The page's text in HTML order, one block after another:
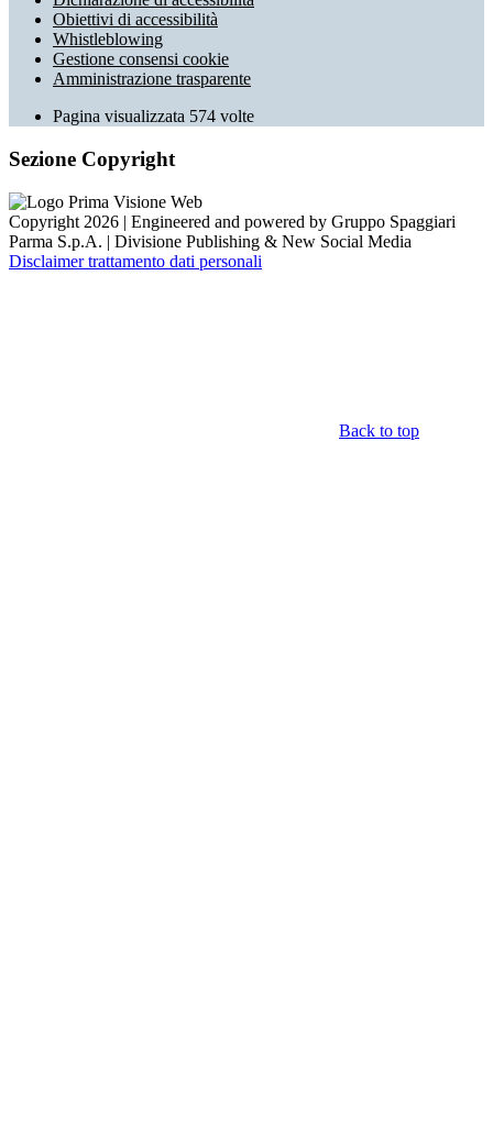
Obiettivi di accessibilità
Whistleblowing
Gestione consensi cookie
Amministrazione trasparente
Pagina visualizzata 574 volte
Sezione Copyright
Copyright 2026 | Engineered and powered by Gruppo Spaggiari
Parma S.p.A. | Divisione Publishing & New Social Media
Disclaimer trattamento dati personali
Back to top